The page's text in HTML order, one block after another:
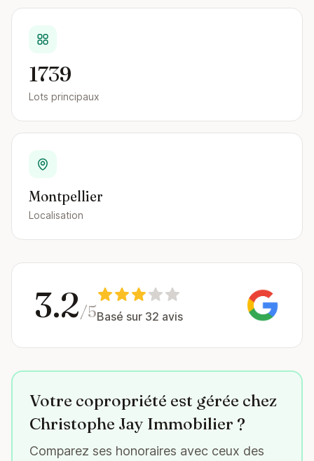
1739
Lots principaux
Montpellier
Localisation
3.2/5Basé sur 32 avis
Votre copropriété est gérée chez
Christophe Jay Immobilier ?
Comparez ses honoraires avec ceux des